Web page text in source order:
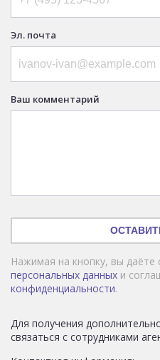
Эл. почта
Ваш комментарий
Нажимая на кнопку, вы даёте
персональных данных и
конфиденциальности.
Для получения
связаться с сотрудниками